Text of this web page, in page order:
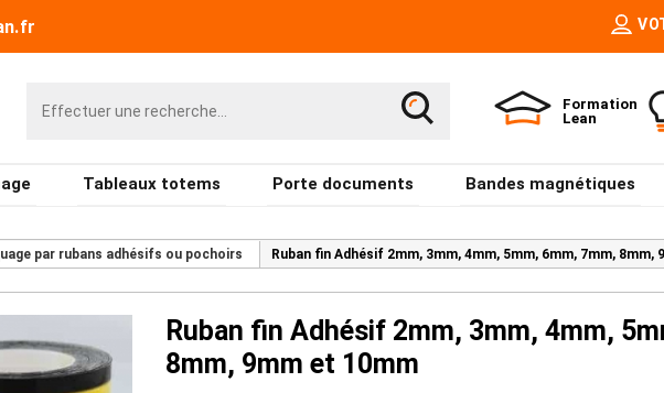
Formation
Lean
Tableaux totems Porte documents Bandes magnétiques
par rubans adhésifs ou pochoirs Ruban fin Adhésif 2mm, 3mm, 4mm, 5mm, 6mm, 7mm, 8mm,
Ruban fin Adhésif 2mm, 3mm, 4mm,
8mm, 9mm et 10mm